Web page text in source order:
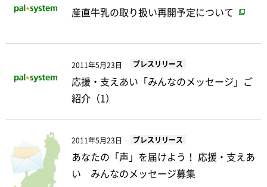
産直牛乳の取り扱い再開予定について
2011年5月23日 プレスリリース
応援・支えあい「みんなのメッセージ」ご
紹介（1）
2011年5月23日 プレスリリース
あなたの「声」を届けよう！ 応援・支えあ
い みんなのメッセージ募集